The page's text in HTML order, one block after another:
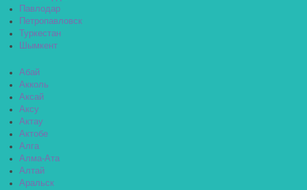
Павлодар
Петропавловск
Туркестан
Шымкент
Абай
Акколь
Аксай
Аксу
Актау
Актобе
Алга
Алма-Ата
Алтай
Аральск